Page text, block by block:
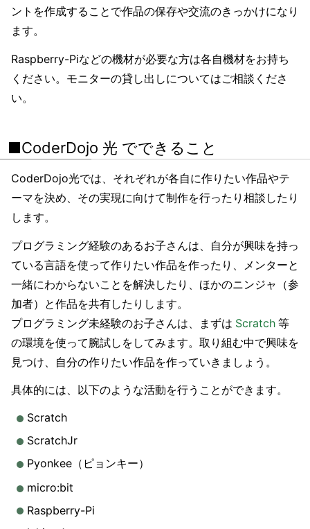
ントを作成することで作品の保存や交流のきっかけになり
ます。
Raspberry-Piなどの機材が必要な方は各自機材をお持ち
ください。モニターの貸し出しについてはご相談くださ
い。
■CoderDojo 光 でできること
CoderDojo光では、それぞれが各自に作りたい作品やテ
ーマを決め、その実現に向けて制作を行ったり相談したり
します。
プログラミング経験のあるお子さんは、自分が興味を持っ
ている言語を使って作りたい作品を作ったり、メンターと
一緒にわからないことを解決したり、ほかのニンジャ（参
加者）と作品を共有したりします。
プログラミング未経験のお子さんは、まずは Scratch 等
の環境を使って腕試しをしてみます。取り組む中で興味を
見つけ、自分の作りたい作品を作っていきましょう。
具体的には、以下のような活動を行うことができます。
Scratch
ScratchJr
Pyonkee（ピョンキー）
micro:bit
Raspberry-Pi